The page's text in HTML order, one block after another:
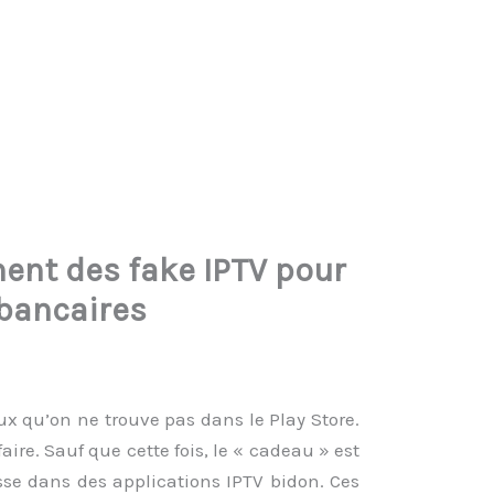
des fake IPTV pour
qu’on ne trouve pas dans le Play Store.
Sauf que cette fois, le « cadeau » est
dans des applications IPTV bidon. Ces